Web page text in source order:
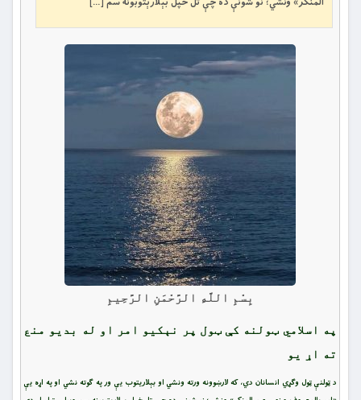
بِسْمِ اللَّهِ الرَّحْمَنِ الرَّحِيمِ
په اسلامي ټولنه کې ټول پر نېکیو امر او له بدیو منع
ته اړ یو
د ټولنې ټول وګړي انسانان دي، که لارښوونه ورته ونشي او بېلاریتوب یې ور په ګوته نشي او په اړه یې